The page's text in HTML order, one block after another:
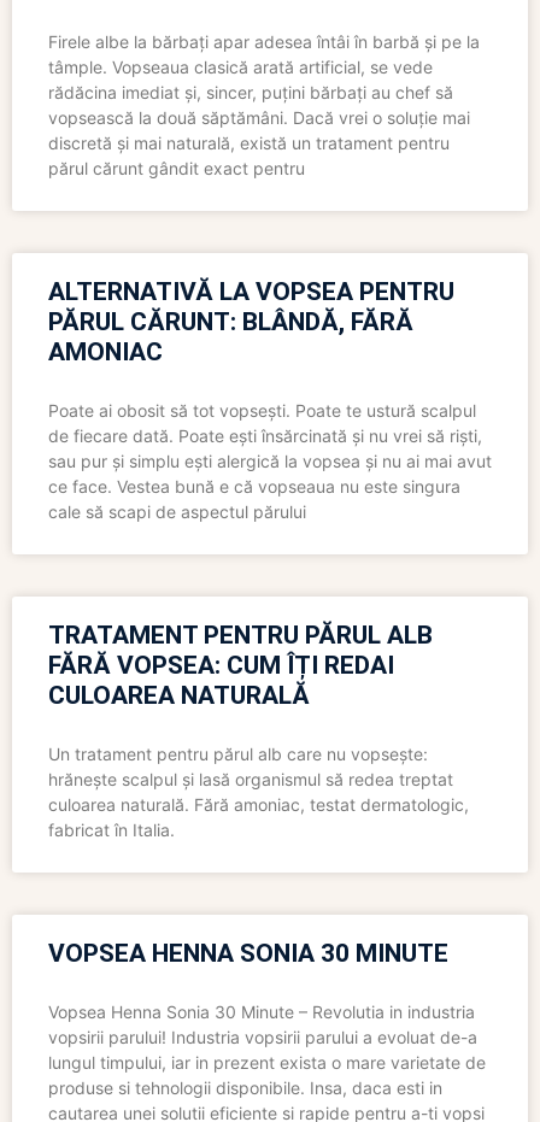
Firele albe la bărbați apar adesea întâi în barbă și pe la
tâmple. Vopseaua clasică arată artificial, se vede
rădăcina imediat și, sincer, puțini bărbați au chef să
vopsească la două săptămâni. Dacă vrei o soluție mai
discretă și mai naturală, există un tratament pentru
părul cărunt gândit exact pentru
ALTERNATIVĂ LA VOPSEA PENTRU
PĂRUL CĂRUNT: BLÂNDĂ, FĂRĂ
AMONIAC
Poate ai obosit să tot vopsești. Poate te ustură scalpul
de fiecare dată. Poate ești însărcinată și nu vrei să riști,
sau pur și simplu ești alergică la vopsea și nu ai mai avut
ce face. Vestea bună e că vopseaua nu este singura
cale să scapi de aspectul părului
TRATAMENT PENTRU PĂRUL ALB
FĂRĂ VOPSEA: CUM ÎȚI REDAI
CULOAREA NATURALĂ
Un tratament pentru părul alb care nu vopsește:
hrănește scalpul și lasă organismul să redea treptat
culoarea naturală. Fără amoniac, testat dermatologic,
fabricat în Italia.
VOPSEA HENNA SONIA 30 MINUTE
Vopsea Henna Sonia 30 Minute – Revolutia in industria
vopsirii parului! Industria vopsirii parului a evoluat de-a
lungul timpului, iar in prezent exista o mare varietate de
produse si tehnologii disponibile. Insa, daca esti in
cautarea unei solutii eficiente si rapide pentru a-ti vopsi